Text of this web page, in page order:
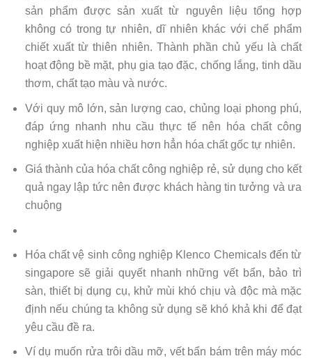
sản phẩm được sản xuất từ nguyên liệu tổng hợp
không có trong tự nhiên, dĩ nhiên khác với chế phẩm
chiết xuất từ thiên nhiên. Thành phần chủ yếu là chất
hoạt động bề mặt, phụ gia tạo đặc, chống lắng, tinh dầu
thơm, chất tạo màu và nước.
Với quy mô lớn, sản lượng cao, chủng loại phong phú,
đáp ứng nhanh nhu cầu thực tế nên hóa chất công
nghiệp xuất hiện nhiều hơn hẳn hóa chất gốc tự nhiên.
Giá thành của hóa chất công nghiệp rẻ, sử dụng cho kết
quả ngay lập tức nên được khách hàng tin tưởng và ưa
chuộng
Hóa chất vệ sinh công nghiệp Klenco Chemicals đến từ
singapore sẽ giải quyết nhanh những vết bẩn, bảo trì
sàn, thiết bị dụng cụ, khử mùi khó chịu và độc mà mặc
định nếu chúng ta không sử dụng sẽ khó khả khi để đạt
yêu cầu đề ra.
Ví dụ muốn rửa trôi dầu mỡ, vết bẩn bám trên máy móc